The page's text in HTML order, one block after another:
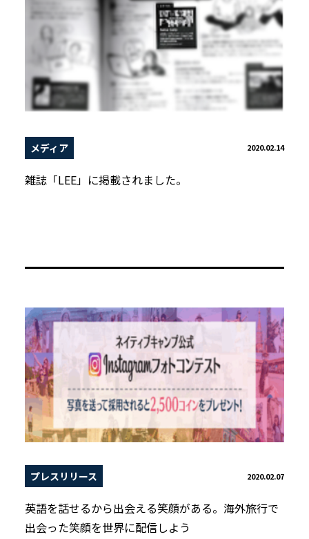
メディア 2020.02.14
雑誌「LEE」に掲載されました。
プレスリリース 2020.02.07
英語を話せるから出会える笑顔がある。海外旅行で
出会った笑顔を世界に配信しよう